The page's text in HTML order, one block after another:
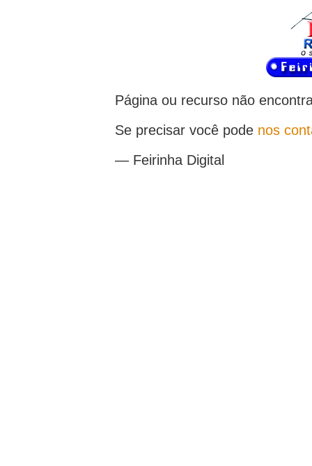
Página ou recurso não
Se precisar você pode nos
— Feirinha Digital